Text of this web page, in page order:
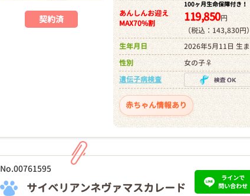
契約済
あんしんお迎え
MAX70%割
100ヶ月生命保障付き！
119,850円
（税込：143,830円
生年月日
2026年5月11日 生
性別
女の子♀
遺伝子病検査
赤ちゃん情報あり
No.00761595
サイベリアンネヴァマスカレード
ラインで
問い合わせ